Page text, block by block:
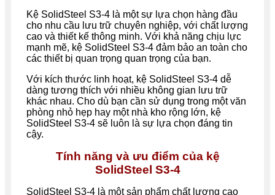
Kệ SolidSteel S3-4 là một sự lựa chọn hàng đầu
cho nhu cầu lưu trữ chuyên nghiệp, với chất lượng
cao và thiết kế thông minh. Với khả năng chịu lực
mạnh mẽ, kệ SolidSteel S3-4 đảm bảo an toàn cho
các thiết bị quan trọng quan trọng của bạn.
Với kích thước linh hoạt, kệ SolidSteel S3-4 dễ
dàng tương thích với nhiều không gian lưu trữ
khác nhau. Cho dù bạn cần sử dụng trong một văn
phòng nhỏ hẹp hay một nhà kho rộng lớn, kệ
SolidSteel S3-4 sẽ luôn là sự lựa chọn đáng tin
cậy.
Tính năng và ưu điểm của kệ
SolidSteel S3-4
SolidSteel S3-4 là một sản phẩm chất lượng cao